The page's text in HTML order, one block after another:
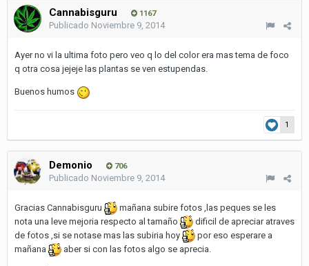
Cannabisguru 1167
Publicado Noviembre 9, 2014
Ayer no vi la ultima foto pero veo q lo del color era mas tema de foco
q otra cosa jejeje las plantas se ven estupendas.
Buenos humos
1
Demonio 706
Publicado Noviembre 9, 2014
Gracias Cannabisguru
mañana subire fotos ,las peques se les
nota una leve mejoria respecto al tamaño
dificil de apreciar atraves
de fotos ,si se notase mas las subiria hoy
por eso esperare a
mañana
aber si con las fotos algo se aprecia.